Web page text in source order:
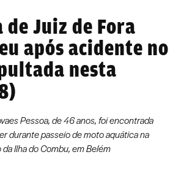
de Juiz de Fora
após acidente no
nesta
Pessoa, de 46 anos, foi encontrada
durante passeio de moto aquática na
da Ilha do Combu, em Belém